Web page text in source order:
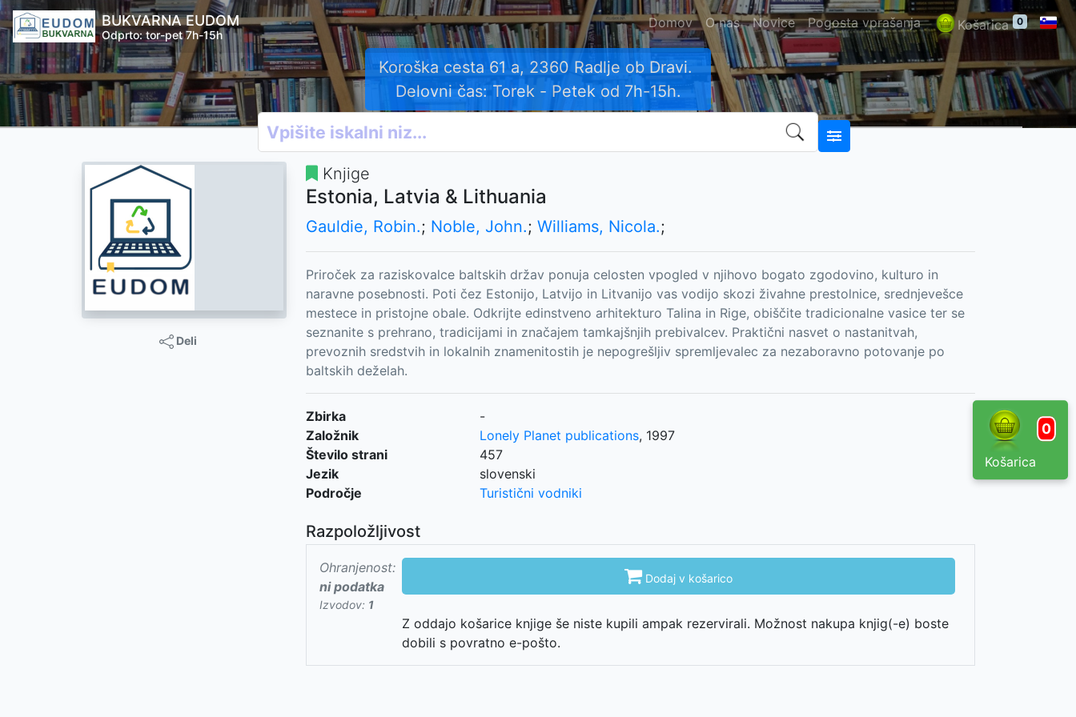
BUKVARNA EUDOM
Odprto: tor-pet 7h-15h
Domov O nas Novice Pogosta vprašanja Košarica 0
Koroška cesta 61 a, 2360 Radlje ob Dravi.
Delovni čas: Torek - Petek od 7h-15h.
0
Košarica
Deli
Knjige
Estonia, Latvia & Lithuania
Gauldie, Robin.; Noble, John.; Williams, Nicola.;
Priroček za raziskovalce baltskih držav ponuja celosten vpogled v njihovo bogato zgodovino, kulturo in
naravne posebnosti. Poti čez Estonijo, Latvijo in Litvanijo vas vodijo skozi živahne prestolnice, srednjevešce
mestece in pristojne obale. Odkrijte edinstveno arhitekturo Talina in Rige, obiščite tradicionalne vasice ter se
seznanite s prehrano, tradicijami in značajem tamkajšnjih prebivalcev. Praktični nasvet o nastanitvah,
prevoznih sredstvih in lokalnih znamenitostih je nepogrešljiv spremljevalec za nezaboravno potovanje po
baltskih deželah.
Zbirka
-
Založnik
Lonely Planet publications, 1997
Število strani
457
Jezik
slovenski
Področje
Turistični vodniki
Razpoložljivost
Ohranjenost:
ni podatka
Izvodov: 1
 Dodaj v košarico
Z oddajo košarice knjige še niste kupili ampak rezervirali. Možnost nakupa knjig(-e) boste
dobili s povratno e-pošto.